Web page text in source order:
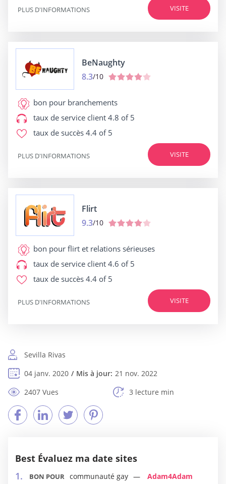
VISITE
PLUS D'INFORMATIONS
BeNaughty
8.3/10
bon pour branchements
taux de service client 4.8 of 5
taux de succès 4.4 of 5
VISITE
PLUS D'INFORMATIONS
Flirt
9.3/10
bon pour flirt et relations sérieuses
taux de service client 4.6 of 5
taux de succès 4.4 of 5
VISITE
PLUS D'INFORMATIONS
Sevilla Rivas
04 janv. 2020
Mis à jour: 21 nov. 2022
2407 Vues
3 lecture min
Best Évaluez ma date sites
BON POUR communauté gay Adam4Adam